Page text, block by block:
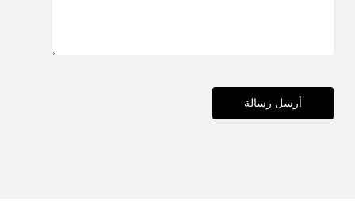
أرسل رسالة